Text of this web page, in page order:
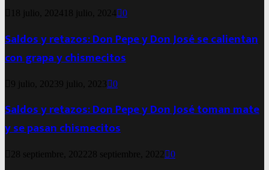
18 julio, 2024 18 julio, 2024 0
Saldos y retazos: Don Pepe y Don José se calientan
con grapa y chismecitos
9 julio, 20239 julio, 2023 0
Saldos y retazos: Don Pepe y Don José toman mate
y se pasan chismecitos
28 septiembre, 2022 28 septiembre, 2022 0